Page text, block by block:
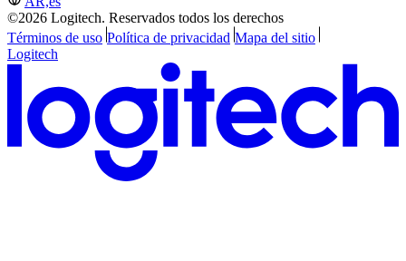
©2026 Logitech. Reservados todos los derechos
Términos de uso Política de privacidad Mapa del sitio
Logitech